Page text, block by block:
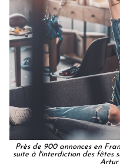
Près de 900 annonces en
suite à l'interdiction des fêtes